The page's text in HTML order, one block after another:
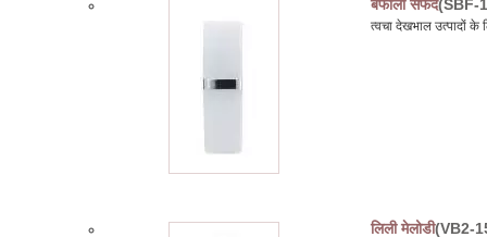
बर्फीला सफेद(SBF-
त्वचा देखभाल उत्पादों के
लिली मेलोडी(VB2-